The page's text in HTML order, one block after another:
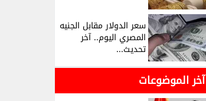
سعر الدولار مقابل الجنيه
المصري اليوم.. آخر
تحديث...
آخر الموضوعات